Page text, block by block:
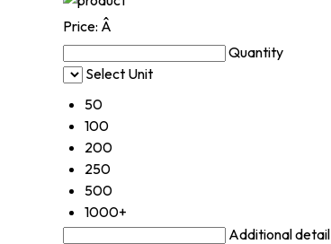
Price: Â
Quantity
Select Unit
50
100
200
250
500
1000+
Additional detail